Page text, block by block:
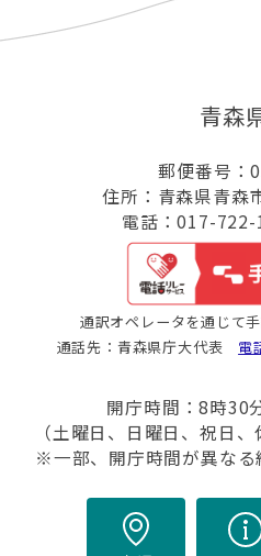
青森
郵便番号：
住所：青森県青森
電話：017-
通訳オペレータを通じて
通話先：青森県庁大代表 電
開庁時間：8時30
（土曜日、日曜日、祝日
※一部、開庁時間が異なる